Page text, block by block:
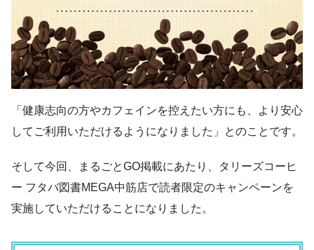
「健康志向の方やカフェインを控えたい方にも、より安心
してご利用いただけるようになりました」とのことです。
そして今回、まるごとGO掲載にあたり、タリーズコーヒ
ー フタバ図書MEGA中筋店で読者限定のキャンペーンを
実施していただけることになりました。